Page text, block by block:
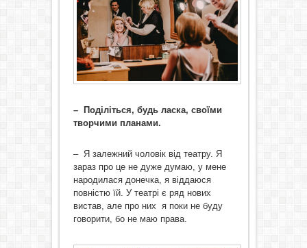
– Поділіться, будь ласка, своїми
творчими планами.
– Я залежний чоловік від театру. Я
зараз про це не дуже думаю, у мене
народилася донечка, я віддаюся
повністю їй. У театрі є ряд нових
вистав, але про них я поки не буду
говорити, бо не маю права.